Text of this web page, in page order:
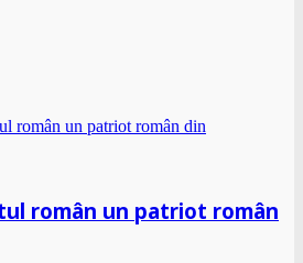
român un patriot român